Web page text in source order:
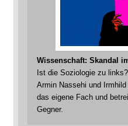
Wissenschaft: Skandal
Ist die Soziologie zu
Armin Nassehi und
das eigene Fach und
Gegner.